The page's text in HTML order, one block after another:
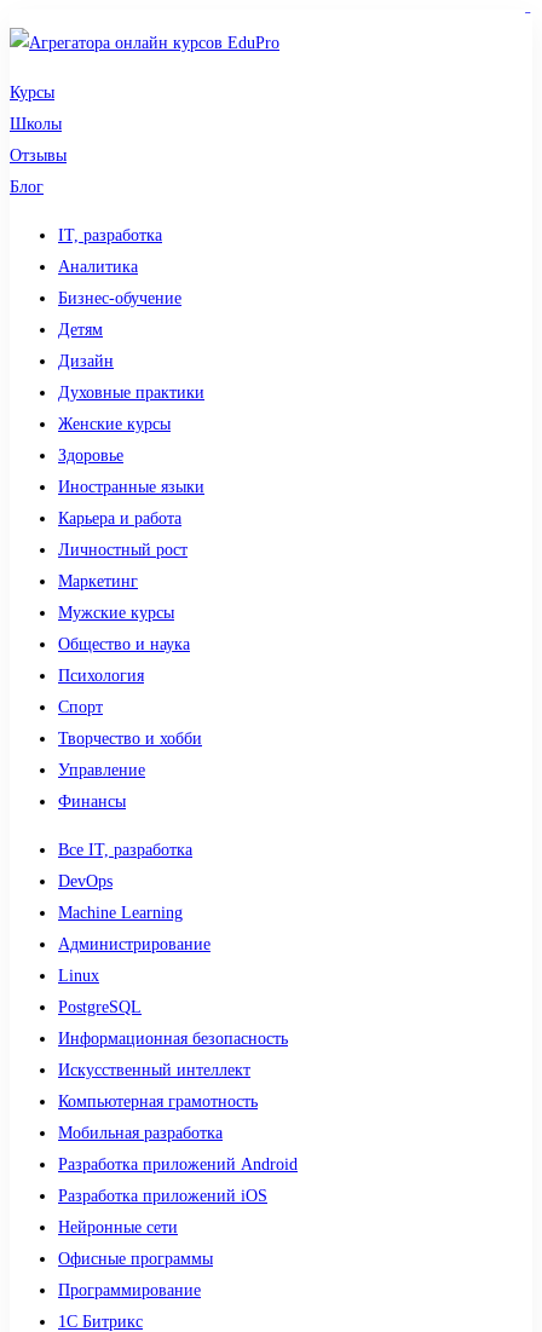
Курсы
Школы
Отзывы
Блог
IT, разработка
Аналитика
Бизнес-обучение
Детям
Дизайн
Духовные практики
Женские курсы
Здоровье
Иностранные языки
Карьера и работа
Личностный рост
Маркетинг
Мужские курсы
Общество и наука
Психология
Спорт
Творчество и хобби
Управление
Финансы
Все IT, разработка
DevOps
Machine Learning
Администрирование
Linux
PostgreSQL
Информационная безопасность
Искусственный интеллект
Компьютерная грамотность
Мобильная разработка
Разработка приложений Android
Разработка приложений iOS
Нейронные сети
Офисные программы
Программирование
1С Битрикс